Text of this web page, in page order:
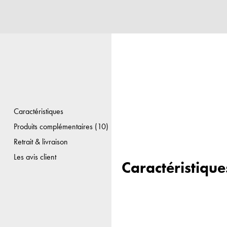
Caractéristiques
Produits complémentaires (10)
Retrait & livraison
Les avis client